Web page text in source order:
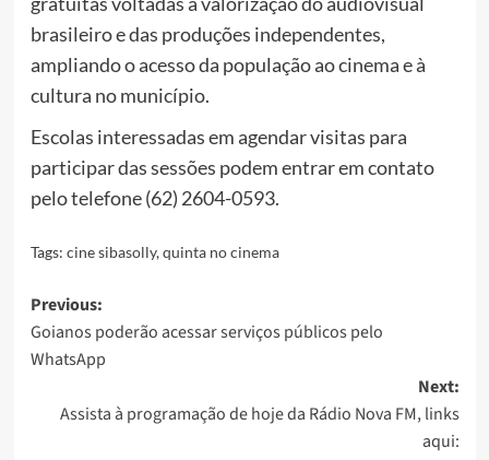
brasileiro e das produções independentes,
ampliando o acesso da população ao cinema e à
cultura no município.
Escolas interessadas em agendar visitas para
participar das sessões podem entrar em contato
pelo telefone (62) 2604-0593.
Tags: cine sibasolly,quinta no cinema
Post
navigation
Previous:
Goianos poderão acessar serviços públicos pelo
WhatsApp
Next:
Assista à programação de hoje da Rádio Nova FM, links
aqui: